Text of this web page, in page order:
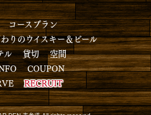
コースプラン
りのウイスキー＆ビール
ル
貸切
空間
COUPON
RECRUIT